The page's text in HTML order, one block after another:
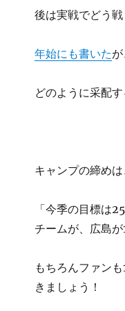
後は実戦でどう
年始にも書いた
どのように采配
キャンプの締め
「今季の目標は
チームが、広島
もちろんファン
きましょう！